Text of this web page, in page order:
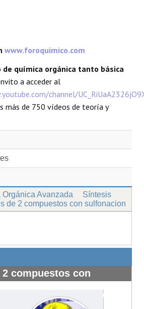
www.foroquimico.com
de química orgánica tanto básica
a acceder al
channel/
más de 750 vídeos de teoría y
Orgánica Avanzada
Síntesis
de 2 compuestos con sulfonacion
compuestos con
#14022